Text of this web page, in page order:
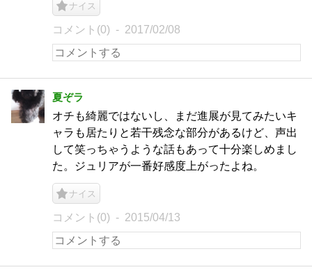
ナイス
コメント(0) 2017/02/08
夏ぞラ
オチも綺麗ではないし、まだ進展が見てみたいキ
ャラも居たりと若干残念な部分があるけど、声出
して笑っちゃうような話もあって十分楽しめまし
た。ジュリアが一番好感度上がったよね。
ナイス
コメント(0) 2015/04/13